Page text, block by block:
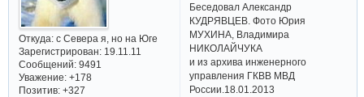
Откуда:с Севера я, но на Юге
Зарегистрирован: 19.11.11
Сообщений:9491
Уважение: +178
Позитив: +327
Беседовал Александр
КУДРЯВЦЕВ. Фото Юрия
МУХИНА, Владимира
НИКОЛАЙЧУКА
и из архива инженерного
управления ГКВВ МВД
России.18.01.2013